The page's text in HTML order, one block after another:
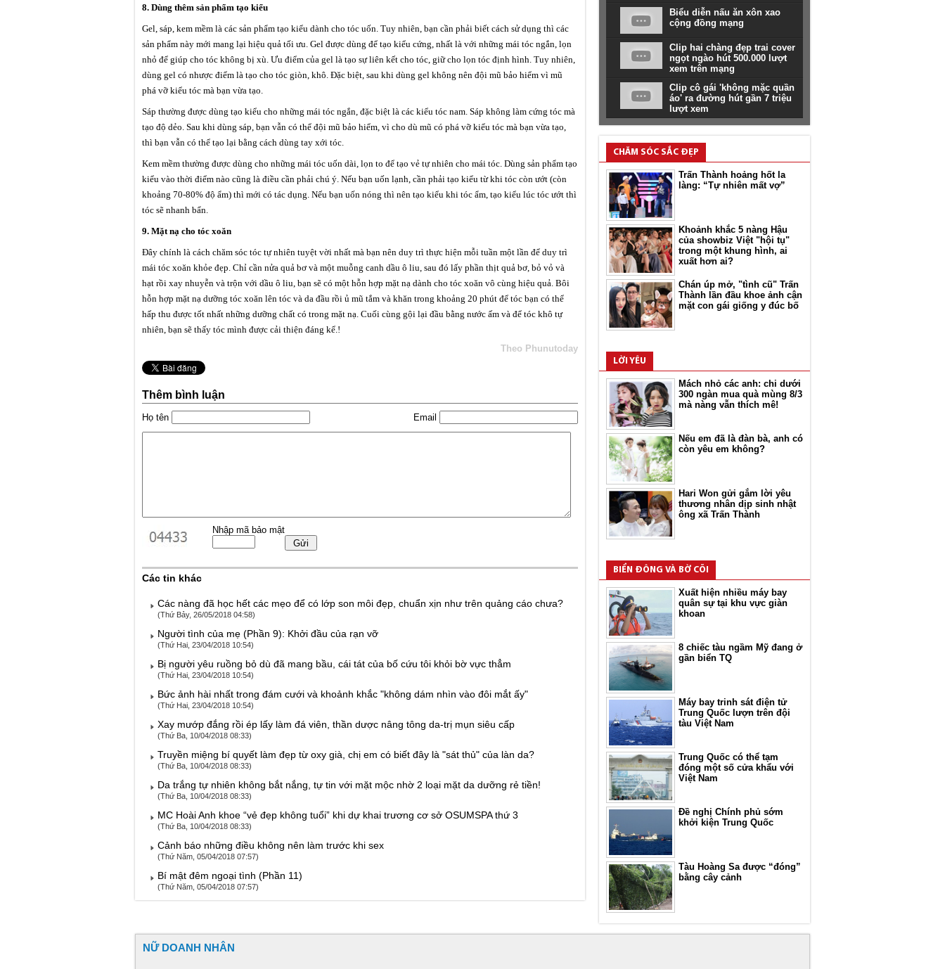
8. Dùng thêm sản phẩm tạo kiểu
Gel, sáp, kem mềm là các sản phẩm tạo kiểu dành cho tóc uốn. Tuy nhiên, bạn cần phải biết cách sử dụng thì các
sản phẩm này mới mang lại hiệu quả tối ưu. Gel được dùng để tạo kiểu cứng, nhất là với những mái tóc ngắn, lọn
nhỏ để giúp cho tóc không bị xù. Ưu điểm của gel là tạo sự liên kết cho tóc, giữ cho lọn tóc định hình. Tuy nhiên,
dùng gel có nhược điểm là tạo cho tóc giòn, khô. Đặc biệt, sau khi dùng gel không nên đội mũ bảo hiểm vì mũ
phá vỡ kiểu tóc mà bạn vừa tạo.
Sáp thường được dùng tạo kiểu cho những mái tóc ngắn, đặc biệt là các kiểu tóc nam. Sáp không làm cứng tóc mà
tạo độ dẻo. Sau khi dùng sáp, bạn vẫn có thể đội mũ bảo hiểm, vì cho dù mũ có phá vỡ kiểu tóc mà bạn vừa tạo,
thì bạn vẫn có thể tạo lại bằng cách dùng tay xới tóc.
Kem mềm thường được dùng cho những mái tóc uốn dài, lọn to để tạo vẻ tự nhiên cho mái tóc. Dùng sản phẩm tạo
kiểu vào thời điểm nào cũng là điều cần phải chú ý. Nếu bạn uốn lạnh, cần phải tạo kiểu từ khi tóc còn ướt (còn
khoảng 70-80% độ ẩm) thì mới có tác dụng. Nếu bạn uốn nóng thì nên tạo kiểu khi tóc ẩm, tạo kiểu lúc tóc ướt thì
tóc sẽ nhanh bẩn.
9. Mặt nạ cho tóc xoăn
Đây chính là cách chăm sóc tóc tự nhiên tuyệt vời nhất mà bạn nên duy trì thực hiện mỗi tuần một lần để duy trì
mái tóc xoăn khỏe đẹp. Chỉ cần nửa quả bơ và một muỗng canh dầu ô liu, sau đó lấy phần thịt quả bơ, bỏ vỏ và
hạt rồi xay nhuyễn và trộn với dầu ô liu, bạn sẽ có một hỗn hợp mặt nạ dành cho tóc xoăn vô cùng hiệu quả. Bôi
hỗn hợp mặt nạ dưỡng tóc xoăn lên tóc và da đầu rồi ủ mũ tắm và khăn trong khoảng 20 phút để tóc bạn có thể
hấp thu được tốt nhất những dưỡng chất có trong mặt nạ. Cuối cùng gội lại đầu bằng nước ấm và để tóc khô tự
nhiên, bạn sẽ thấy tóc mình được cải thiện đáng kể.!
Theo Phunutoday
Thêm bình luận
Họ tên Email
Nhập mã bảo mật
Các tin khác
Các nàng đã học hết các mẹo để có lớp son môi đẹp, chuẩn xịn như trên quảng cáo chưa?
(Thứ Bảy, 26/05/2018 04:58)
Người tình của mẹ (Phần 9): Khởi đầu của rạn vỡ
(Thứ Hai, 23/04/2018 10:54)
Bị người yêu ruồng bỏ dù đã mang bầu, cái tát của bố cứu tôi khỏi bờ vực thẳm
(Thứ Hai, 23/04/2018 10:54)
Bức ảnh hài nhất trong đám cưới và khoảnh khắc "không dám nhìn vào đôi mắt ấy"
(Thứ Hai, 23/04/2018 10:54)
Xay mướp đắng rồi ép lấy làm đá viên, thần dược nâng tông da-trị mụn siêu cấp
(Thứ Ba, 10/04/2018 08:33)
Truyền miệng bí quyết làm đẹp từ oxy già, chị em có biết đây là "sát thủ" của làn da?
(Thứ Ba, 10/04/2018 08:33)
Da trắng tự nhiên không bắt nắng, tự tin với mặt mộc nhờ 2 loại mặt da dưỡng rẻ tiền!
(Thứ Ba, 10/04/2018 08:33)
MC Hoài Anh khoe “vẻ đẹp không tuổi” khi dự khai trương cơ sở OSUMSPA thứ 3
(Thứ Ba, 10/04/2018 08:33)
Cảnh báo những điều không nên làm trước khi sex
(Thứ Năm, 05/04/2018 07:57)
Bí mật đêm ngoại tình (Phần 11)
(Thứ Năm, 05/04/2018 07:57)
Biểu diễn nấu ăn xôn xao
cộng đồng mạng
Clip hai chàng đẹp trai cover
ngọt ngào hút 500.000 lượt
xem trên mạng
Clip cô gái 'không mặc quần
áo' ra đường hút gần 7 triệu
lượt xem
CHĂM SÓC SẮC ĐẸP
Trấn Thành hoảng hốt la
làng: “Tự nhiên mất vợ”
Khoảnh khắc 5 nàng Hậu
của showbiz Việt "hội tụ"
trong một khung hình, ai
xuất hơn ai?
Chán úp mở, "tình cũ" Trấn
Thành lần đầu khoe ảnh cận
mặt con gái giống y đúc bố
LỜI YÊU
Mách nhỏ các anh: chi dưới
300 ngàn mua quà mùng 8/3
mà nàng vẫn thích mê!
Nếu em đã là đàn bà, anh có
còn yêu em không?
Hari Won gửi gắm lời yêu
thương nhân dịp sinh nhật
ông xã Trấn Thành
BIỂN ĐÔNG VÀ BỜ CÕI
Xuất hiện nhiều máy bay
quân sự tại khu vực giàn
khoan
8 chiếc tàu ngầm Mỹ đang ở
gần biển TQ
Máy bay trinh sát điện tử
Trung Quốc lượn trên đội
tàu Việt Nam
Trung Quốc có thể tạm
đóng một số cửa khẩu với
Việt Nam
Đề nghị Chính phủ sớm
khởi kiện Trung Quốc
Tàu Hoàng Sa được “đóng”
bằng cây cảnh
NỮ DOANH NHÂN